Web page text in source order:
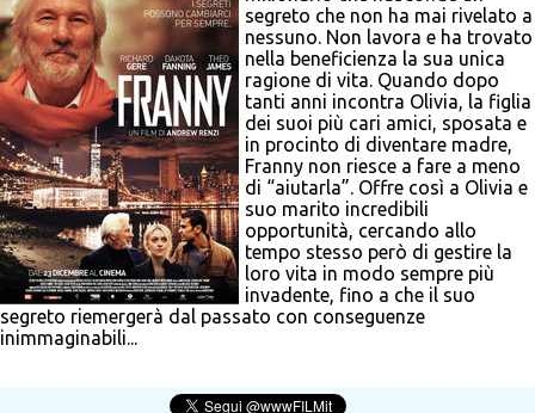
segreto che non ha mai rivelato a
nessuno. Non lavora e ha trovato
nella beneficienza la sua unica
ragione di vita. Quando dopo
tanti anni incontra Olivia, la figlia
dei suoi più cari amici, sposata e
in procinto di diventare madre,
Franny non riesce a fare a meno
di “aiutarla”. Offre così a Olivia e
suo marito incredibili
opportunità, cercando allo
tempo stesso però di gestire la
loro vita in modo sempre più
invadente, fino a che il suo
segreto riemergerà dal passato con conseguenze
inimmaginabili...